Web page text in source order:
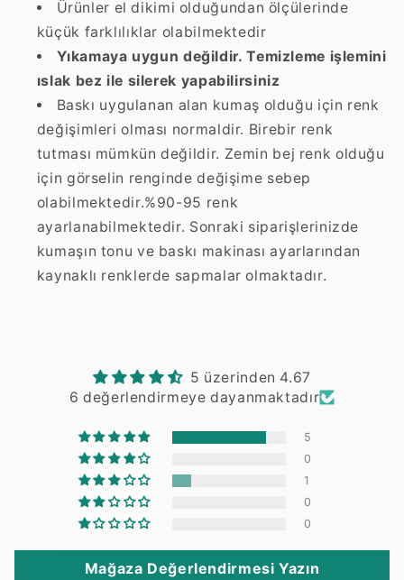
Ürünler el dikimi olduğundan ölçülerinde
küçük farklılıklar olabilmektedir
Yıkamaya uygun değildir. Temizleme işlemini
ıslak bez ile silerek yapabilirsiniz
Baskı uygulanan alan kumaş olduğu için renk
değişimleri olması normaldir. Birebir renk
tutması mümkün değildir. Zemin bej renk olduğu
için görselin renginde değişime sebep
olabilmektedir.%90-95 renk
ayarlanabilmektedir. Sonraki siparişlerinizde
kumaşın tonu ve baskı makinası ayarlarından
kaynaklı renklerde sapmalar olmaktadır.
5 üzerinden 4.67
6 değerlendirmeye dayanmaktadır
5
0
1
0
0
Mağaza Değerlendirmesi Yazın